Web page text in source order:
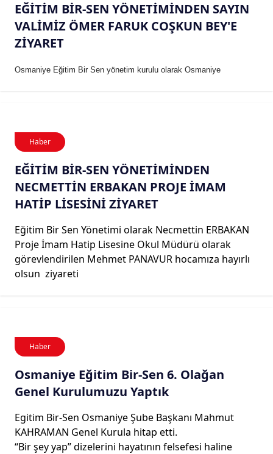
EĞİTİM BİR-SEN YÖNETİMİNDEN SAYIN
VALİMİZ ÖMER FARUK COŞKUN BEY'E
ZİYARET
Osmaniye Eğitim Bir Sen yönetim kurulu olarak Osmaniye
Haber
EĞİTİM BİR-SEN YÖNETİMİNDEN
NECMETTİN ERBAKAN PROJE İMAM
HATİP LİSESİNİ ZİYARET
Eğitim Bir Sen Yönetimi olarak Necmettin ERBAKAN
Proje İmam Hatip Lisesine Okul Müdürü olarak
görevlendirilen Mehmet PANAVUR hocamıza hayırlı
olsun ziyareti
Haber
Osmaniye Eğitim Bir-Sen 6. Olağan
Genel Kurulumuzu Yaptık
Egitim Bir-Sen Osmaniye Şube Başkanı Mahmut
KAHRAMAN Genel Kurula hitap etti.
“Bir şey yap” dizelerini hayatının felsefesi haline